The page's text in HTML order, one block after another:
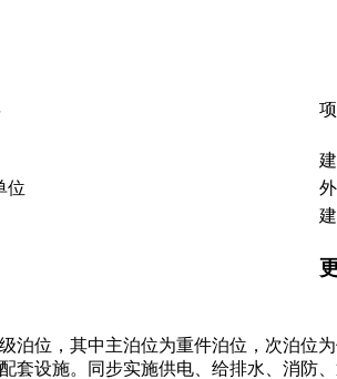
位
泊位，其中主泊位为重件泊位，次泊位
套设施。同步实施供电、给排水、消防、